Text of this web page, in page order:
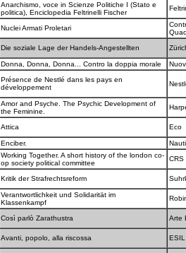
Anarchismo, voce in Scienze Politiche I (Stato e
politica), Enciclopedia Feltrinelli Fischer
Nuclei Armati Proletari
Die soziale Lage der Handels-Angestellten
Donna, Donna, Donna... Contro la doppia morale
Présence de Nestlé dans les pays en
développement
Amor and Psyche. The Psychic Development of
the Feminine.
Attica Eco
Enciber.
Working Together. A short history of the london co-
op society political committee
CRS
Kritik der Strafrechtsreform
Verantwortlichkeit und Solidarität im
Klassenkampf
Così parlò Zarathustra Arte
Avanti, popolo, alla riscossa